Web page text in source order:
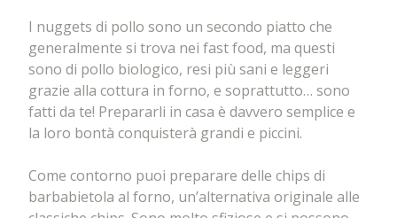
I nuggets di pollo sono un secondo piatto che
generalmente si trova nei fast food, ma questi
sono di pollo biologico, resi più sani e leggeri
grazie alla cottura in forno, e soprattutto… sono
fatti da te! Prepararli in casa è davvero semplice e
la loro bontà conquisterà grandi e piccini.
Come contorno puoi preparare delle chips di
barbabietola al forno, un’alternativa originale alle